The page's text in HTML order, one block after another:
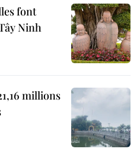
font
Ninh
millions